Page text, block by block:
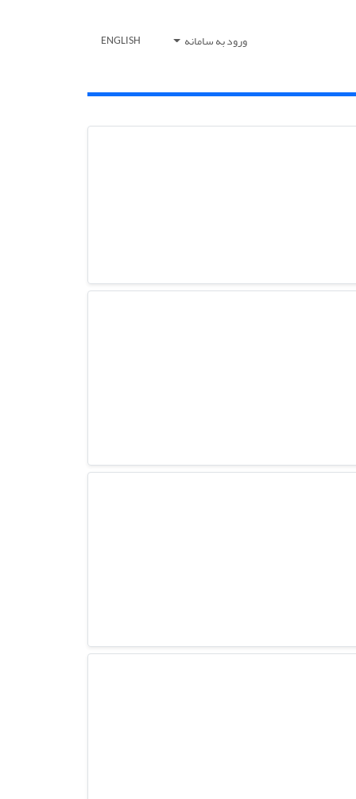
ورود به سامانه ENGLISH